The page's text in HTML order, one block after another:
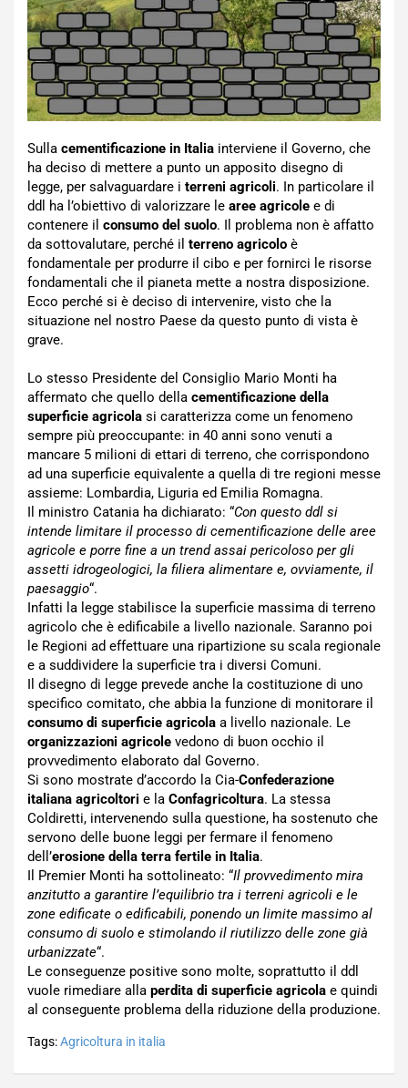
Sulla cementificazione in Italia interviene il Governo, che
ha deciso di mettere a punto un apposito disegno di
legge, per salvaguardare i terreni agricoli. In particolare il
ddl ha l’obiettivo di valorizzare le aree agricole e di
contenere il consumo del suolo. Il problema non è affatto
da sottovalutare, perché il terreno agricolo è
fondamentale per produrre il cibo e per fornirci le risorse
fondamentali che il pianeta mette a nostra disposizione.
Ecco perché si è deciso di intervenire, visto che la
situazione nel nostro Paese da questo punto di vista è
grave.
Lo stesso Presidente del Consiglio Mario Monti ha
affermato che quello della cementificazione della
superficie agricola si caratterizza come un fenomeno
sempre più preoccupante: in 40 anni sono venuti a
mancare 5 milioni di ettari di terreno, che corrispondono
ad una superficie equivalente a quella di tre regioni messe
assieme: Lombardia, Liguria ed Emilia Romagna.
Il ministro Catania ha dichiarato: “Con questo ddl si
intende limitare il processo di cementificazione delle aree
agricole e porre fine a un trend assai pericoloso per gli
assetti idrogeologici, la filiera alimentare e, ovviamente, il
paesaggio“.
Infatti la legge stabilisce la superficie massima di terreno
agricolo che è edificabile a livello nazionale. Saranno poi
le Regioni ad effettuare una ripartizione su scala regionale
e a suddividere la superficie tra i diversi Comuni.
Il disegno di legge prevede anche la costituzione di uno
specifico comitato, che abbia la funzione di monitorare il
consumo di superficie agricola a livello nazionale. Le
organizzazioni agricole vedono di buon occhio il
provvedimento elaborato dal Governo.
Si sono mostrate d’accordo la Cia-Confederazione
italiana agricoltori e la Confagricoltura. La stessa
Coldiretti, intervenendo sulla questione, ha sostenuto che
servono delle buone leggi per fermare il fenomeno
dell’erosione della terra fertile in Italia.
Il Premier Monti ha sottolineato: “Il provvedimento mira
anzitutto a garantire l’equilibrio tra i terreni agricoli e le
zone edificate o edificabili, ponendo un limite massimo al
consumo di suolo e stimolando il riutilizzo delle zone già
urbanizzate“.
Le conseguenze positive sono molte, soprattutto il ddl
vuole rimediare alla perdita di superficie agricola e quindi
al conseguente problema della riduzione della produzione.
Tags:Agricoltura in italia